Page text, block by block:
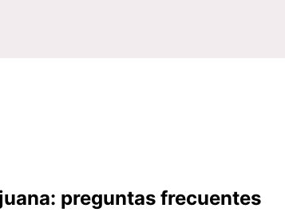
preguntas frecuentes